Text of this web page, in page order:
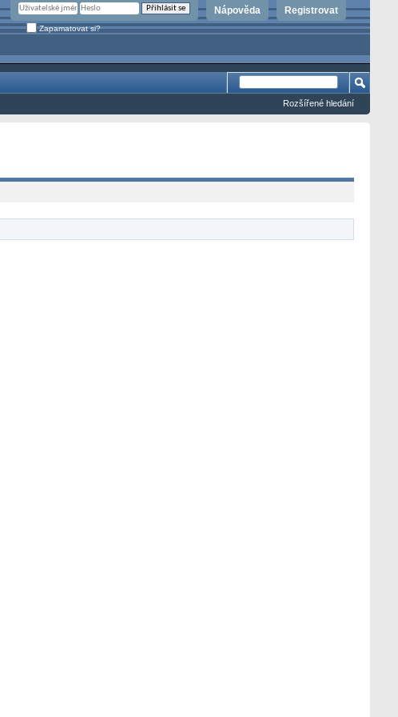
Registrovat
Nápověda
Zapamatovat si?
Rozšířené hledání